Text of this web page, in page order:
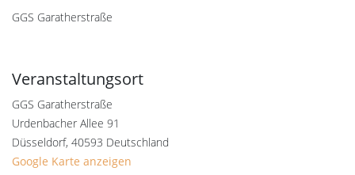
GGS Garatherstraße
Veranstaltungsort
GGS Garatherstraße
Urdenbacher Allee 91
Düsseldorf, 40593 Deutschland
Google Karte anzeigen